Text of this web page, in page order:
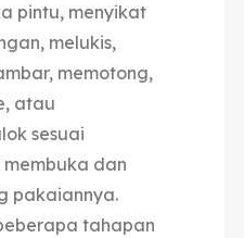
pintu, menyikat
melukis,
memotong,
atau
sesuai
membuka dan
pakaiannya.
tahapan